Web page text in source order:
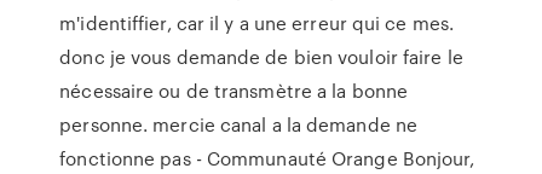
m'identiffier, car il y a une erreur qui ce mes.
donc je vous demande de bien vouloir faire le
nécessaire ou de transmètre a la bonne
personne. mercie canal a la demande ne
fonctionne pas - Communauté Orange Bonjour,